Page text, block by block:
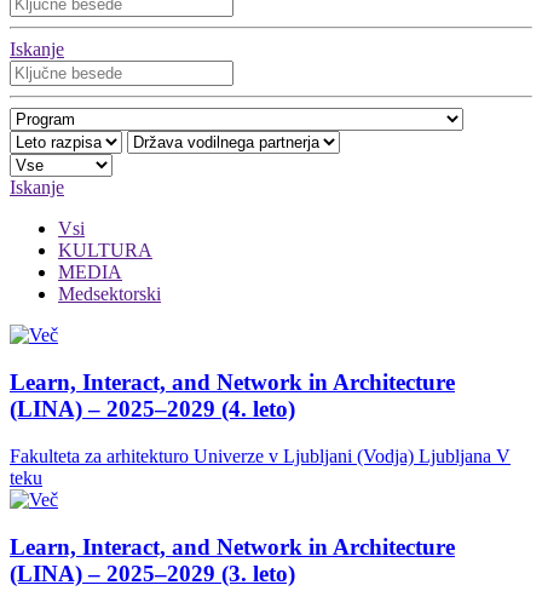
Iskanje
Iskanje
Vsi
KULTURA
MEDIA
Medsektorski
Learn, Interact, and Network in Architecture
(LINA) – 2025–2029 (4. leto)
Fakulteta za arhitekturo Univerze v Ljubljani (Vodja) Ljubljana V
teku
Learn, Interact, and Network in Architecture
(LINA) – 2025–2029 (3. leto)